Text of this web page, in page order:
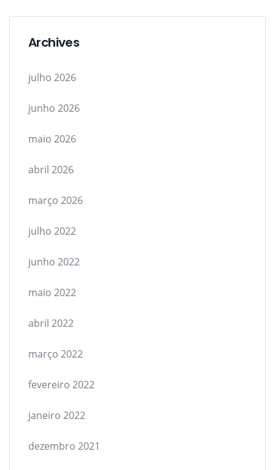
Archives
julho 2026
junho 2026
maio 2026
abril 2026
março 2026
julho 2022
junho 2022
maio 2022
abril 2022
março 2022
fevereiro 2022
janeiro 2022
dezembro 2021